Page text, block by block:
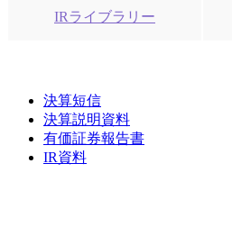
IRライブラリー
決算短信
決算説明資料
有価証券報告書
IR資料